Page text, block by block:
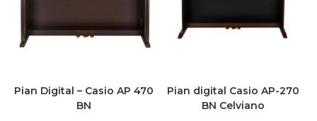
Pian Digital – Casio AP 470
BN
Pian digital Casio AP-270
BN Celviano